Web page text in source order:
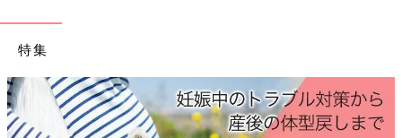
参考／『初めてのひよこクラブ』2026年夏号「正しく知ってお
●記事の内容は2026年5月の情報で、現在と異なる場合がありま
す。
特集